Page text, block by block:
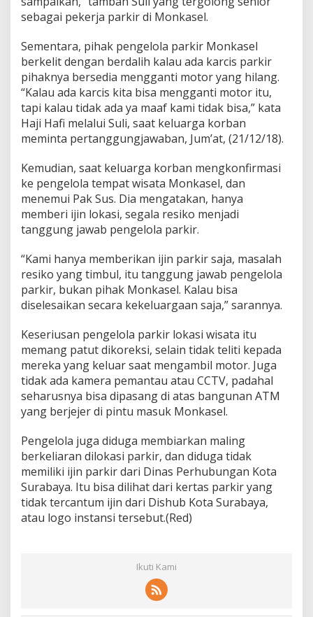
sebagai pekerja parkir di Monkasel.
Sementara, pihak pengelola parkir Monkasel
berkelit dengan berdalih kalau ada karcis parkir
pihaknya bersedia mengganti motor yang hilang.
“Kalau ada karcis kita bisa mengganti motor itu,
tapi kalau tidak ada ya maaf kami tidak bisa,” kata
Haji Hafi melalui Suli, saat keluarga korban
meminta pertanggungjawaban, Jum’at, (21/12/18).
Kemudian, saat keluarga korban mengkonfirmasi
ke pengelola tempat wisata Monkasel, dan
menemui Pak Sus. Dia mengatakan, hanya
memberi ijin lokasi, segala resiko menjadi
tanggung jawab pengelola parkir.
“Kami hanya memberikan ijin parkir saja, masalah
resiko yang timbul, itu tanggung jawab pengelola
parkir, bukan pihak Monkasel. Kalau bisa
diselesaikan secara kekeluargaan saja,” sarannya.
Keseriusan pengelola parkir lokasi wisata itu
memang patut dikoreksi, selain tidak teliti kepada
mereka yang keluar saat mengambil motor. Juga
tidak ada kamera pemantau atau CCTV, padahal
seharusnya bisa dipasang di atas bangunan ATM
yang berjejer di pintu masuk Monkasel.
Pengelola juga diduga membiarkan maling
berkeliaran dilokasi parkir, dan diduga tidak
memiliki ijin parkir dari Dinas Perhubungan Kota
Surabaya. Itu bisa dilihat dari kertas parkir yang
tidak tercantum ijin dari Dishub Kota Surabaya,
atau logo instansi tersebut.(Red)
Ikuti Kami